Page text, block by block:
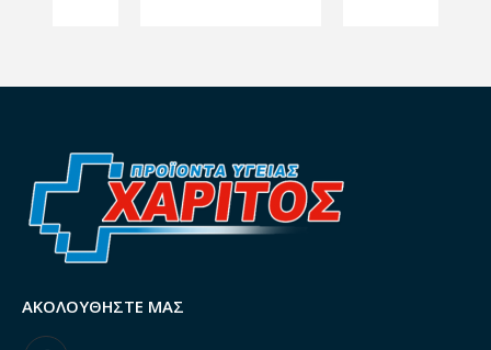
ΑΚΟΛΟΥΘΉΣΤΕ ΜΑΣ